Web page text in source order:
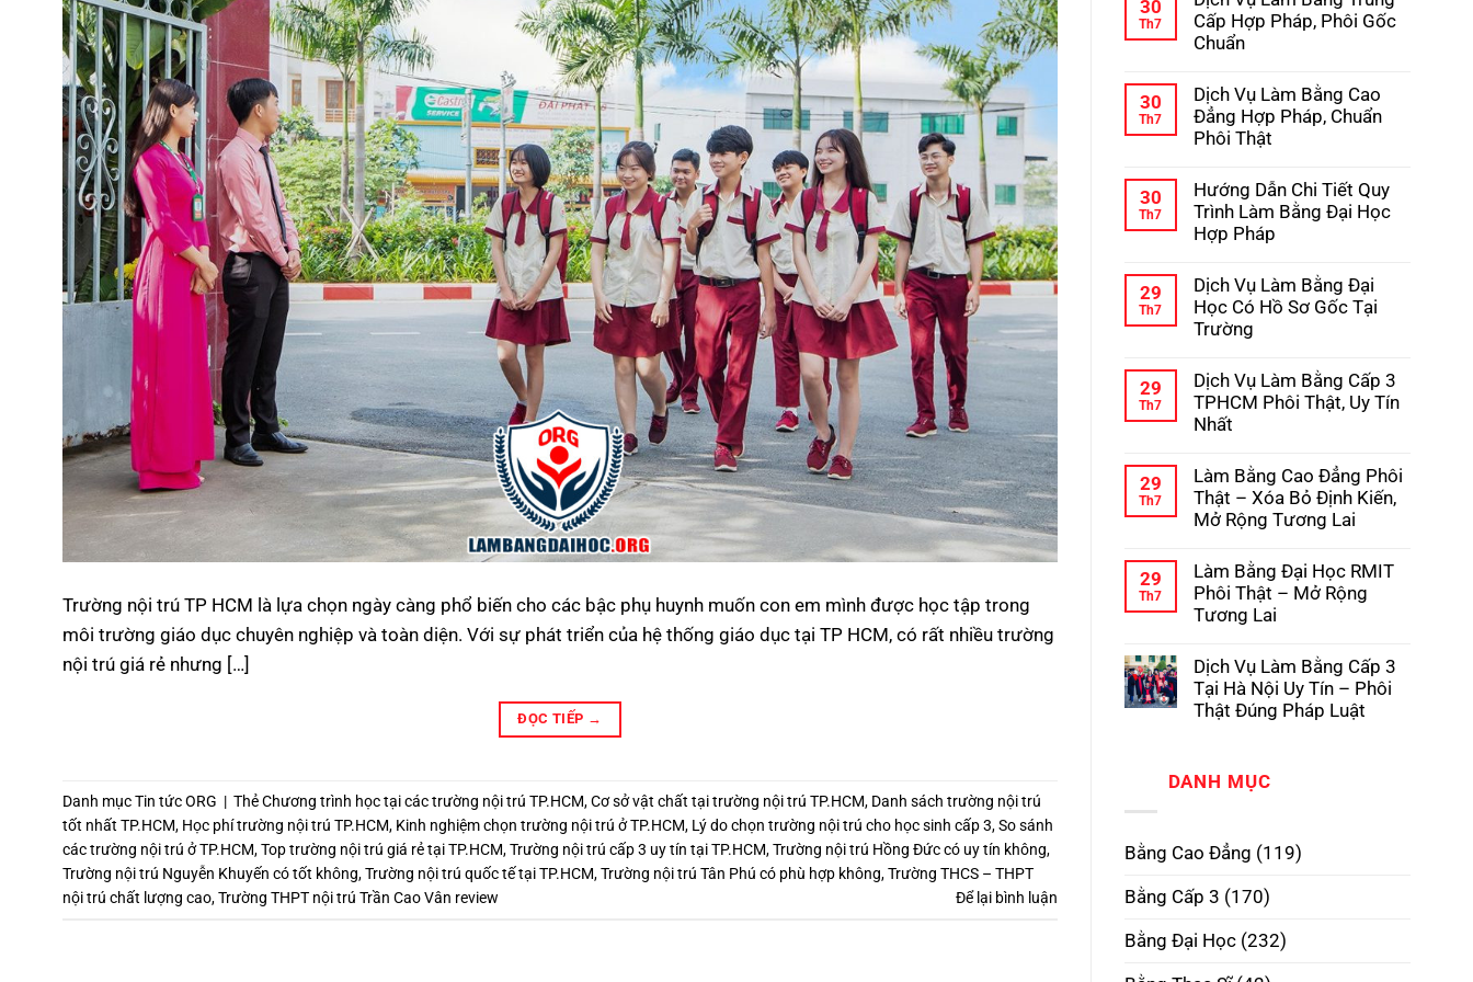
Trường nội trú TP HCM là lựa chọn ngày càng phổ biến cho các bậc phụ huynh muốn con em mình được học tập trong
môi trường giáo dục chuyên nghiệp và toàn diện. Với sự phát triển của hệ thống giáo dục tại TP HCM, có rất nhiều trường
nội trú giá rẻ nhưng […]
ĐỌC TIẾP →
Danh mụcTin tức ORG | ThẻChương trình học tại các trường nội trú TP.HCM,Cơ sở vật chất tại trường nội trú TP.HCM, Danh sách trường nội trú
tốt nhất TP.HCM, Học phí trường nội trú TP.HCM, Kinh nghiệm chọn trường nội trú ở TP.HCM, Lý do chọn trường nội trú cho học sinh cấp 3,So sánh
các trường nội trú ở TP.HCM,Top trường nội trú giá rẻ tại TP.HCM,Trường nội trú cấp 3 uy tín tại TP.HCM,Trường nội trú Hồng Đức có uy tín không,
Trường nội trú Nguyễn Khuyến có tốt không,Trường nội trú quốc tế tại TP.HCM,Trường nội trú Tân Phú có phù hợp không,Trường THCS – THPT
nội trú chất lượng cao,Trường THPT nội trú Trần Cao Vân review Để lại bình luận
Học
–
Kinh
Lừa
Đảo
luận
ở
Hướng
Tiết
Quy
Trình
Làm
3
Hợp
Pháp
30
Th7
Cấp Hợp Pháp, Phôi Gốc
Chuẩn
bình
luận
ở
Dịch
Bằng
Trung
Cấp
Hợp
Gốc
Chuẩn
30
Th7
Dịch Vụ Làm Bằng Cao
Đẳng Hợp Pháp, Chuẩn
Phôi Thật
bình
luận
ở
Dịch
Bằng
Cao
Đẳng
Hợp
Phôi
Thật
30
Th7
Hướng Dẫn Chi Tiết Quy
Trình Làm Bằng Đại Học
Hợp Pháp
bình
luận
ở
Hướng
Tiết
Quy
Trình
Làm
Học
Hợp
Pháp
29
Th7
Dịch Vụ Làm Bằng Đại
Học Có Hồ Sơ Gốc Tại
Trường
bình
luận
ở
Dịch
Bằng
Đại
Học
Có
Gốc
Tại
Trường
29
Th7
Dịch Vụ Làm Bằng Cấp 3
TPHCM Phôi Thật, Uy Tín
Nhất
bình
luận
ở
Dịch
Bằng
Cấp
3
TPHCM
Uy
Tín
Nhất
29
Th7
Làm Bằng Cao Đẳng Phôi
Thật – Xóa Bỏ Định Kiến,
Mở Rộng Tương Lai
bình
luận
ở
Làm
Đẳng
Phôi
Thật
Kiến,
Mở
29
Th7
Làm Bằng Đại Học RMIT
Phôi Thật – Mở Rộng
Tương Lai
bình
luận
ở
Làm
RMIT
Phôi
Rộng
Dịch Vụ Làm Bằng Cấp 3
Tại Hà Nội Uy Tín – Phôi
Thật Đúng Pháp Luật
luận
Bằng
3
Tại
Nội
Uy
–
DANH MỤC
Bằng Cao Đẳng (119)
Bằng Cấp 3 (170)
Bằng Đại Học(232)